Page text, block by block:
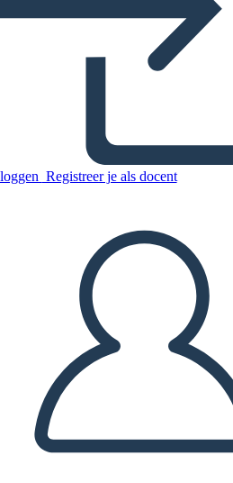
Registreer je als docent
Negociación en
Acción
dit Storyboard
EEN STORYBOARD
AFSPELEN
LEES MIJ VOOR